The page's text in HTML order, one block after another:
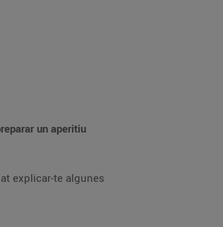
un aperitiu
explicar-te algunes